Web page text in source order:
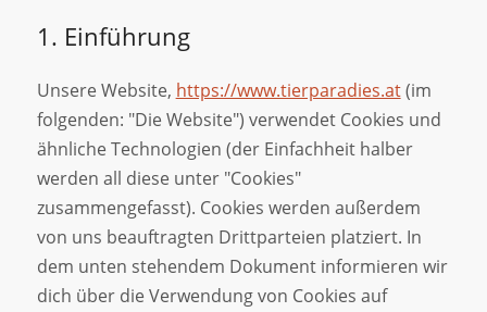
1. Einführung
Unsere Website, https://www.tierparadies.at(im
folgenden: "Die Website") verwendet Cookies und
ähnliche Technologien (der Einfachheit halber
werden all diese unter "Cookies"
zusammengefasst). Cookies werden außerdem
von uns beauftragten Drittparteien platziert. In
dem unten stehendem Dokument informieren wir
dich über die Verwendung von Cookies auf